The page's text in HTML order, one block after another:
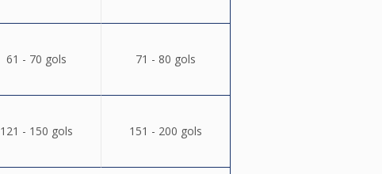
61 - 70 gols 71 - 80 gols
121 - 150 gols 151 - 200 gols